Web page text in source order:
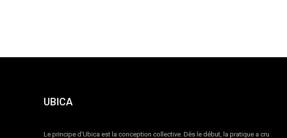
UBICA
Le principe d'Ubica est la conception collective. Dès le début, la pratique a cru